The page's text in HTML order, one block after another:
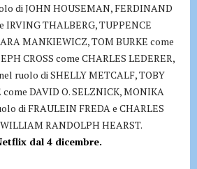
di JOHN HOUSEMAN, FERDINAND
IRVING THALBERG, TUPPENCE
MANKIEWICZ, TOM BURKE come
CROSS come CHARLES LEDERER,
ruolo di SHELLY METCALF, TOBY
come DAVID O. SELZNICK, MONIKA
di FRAULEIN FREDA e CHARLES
RANDOLPH HEARST.
dal 4 dicembre.